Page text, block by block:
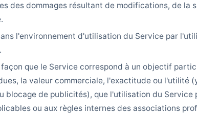
des dommages résultant de modifications, de la
l'environnement d'utilisation du Service par
que le Service correspond à un objectif
la valeur commerciale, l'exactitude ou l'utilité
blocage de publicités), que l'utilisation du Service
ou aux règles internes des associations